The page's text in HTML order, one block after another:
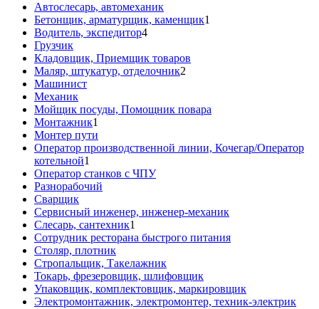
Автослесарь, автомеханик
Бетонщик, арматурщик, каменщик1
Водитель, экспедитор4
Грузчик
Кладовщик, Приемщик товаров
Маляр, штукатур, отделочник2
Машинист
Механик
Мойщик посуды, Помощник повара
Монтажник1
Монтер пути
Оператор производственной линии, Кочегар/Оператор
котельной1
Оператор станков с ЧПУ
Разнорабочий
Сварщик
Сервисный инженер, инженер-механик
Слесарь, сантехник1
Сотрудник ресторана быстрого питания
Столяр, плотник
Стропальщик, Такелажник
Токарь, фрезеровщик, шлифовщик
Упаковщик, комплектовщик, маркировщик
Электромонтажник, электромонтер, техник-электрик